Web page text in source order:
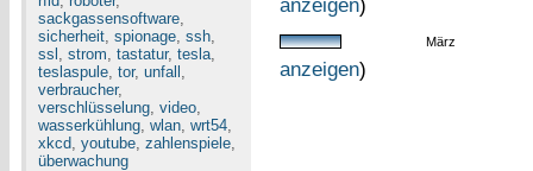
sackgassensoftware,
sicherheit, spionage, ssh,
ssl , strom, tastatur, tesla,
teslaspule, tor, unfall ,
verbraucher,
verschlüsselung, video,
wasserkühlung, wlan, wrt54,
xkcd, youtube, zahlenspiele,
überwachung
anzeigen)
März
anzeigen)